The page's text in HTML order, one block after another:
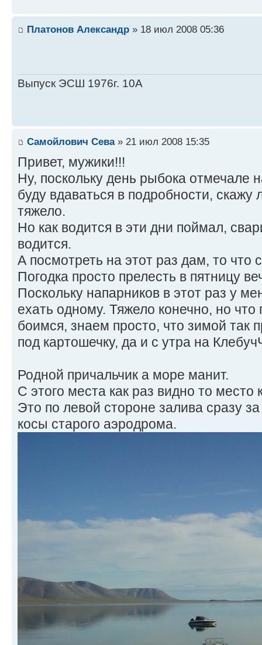
Платонов Александр » 18 июл 2008 05:36
Выпуск ЭСШ 1976г. 10А
Самойлович Сева» 21 июл 2008 15:35
Привет, мужики!!!
Ну, поскольку день рыбока отмечале
буду вдаваться в подробности, скажу
тяжело.
Но как водится в эти дни поймал,
водится.
А посмотреть на этот раз дам, то что
Погодка просто прелесть в пятницу
Поскольку напарников в этот раз у
ехать одному. Тяжело конечно, но
боимся, знаем просто, что зимой так
под картошечку, да и с утра на
Родной причальчик а море манит.
С этого места как раз видно то место
Это по левой стороне залива сразу
косы старого аэродрома.